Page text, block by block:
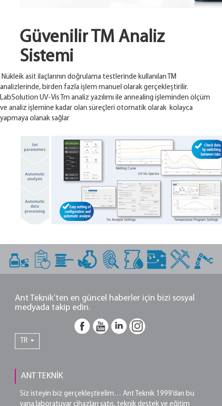
Güvenilir TM Analiz
Sistemi
Nükleik asit ilaçlarının doğrulama testlerinde kullanılan TM
analizlerinde, birden fazla işlem manuel olarak gerçekleştirilir.
LabSolution UV-Vis Tm analiz yazılımı ile annealing işleminden ölçüm
ve analiz işlemine kadar olan süreçleri otomatik olarak kolayca
yapmaya olanak sağlar
Ant Teknik’ten en güncel haberler için bizi sosyal
medyada takip edin.
TR
ANT TEKNİK
Siz isteyin biz gerçekleştirelim… Ant Teknik 1999’dan bu
yana laboratuvar cihazları satış, teknik destek ve eğitim